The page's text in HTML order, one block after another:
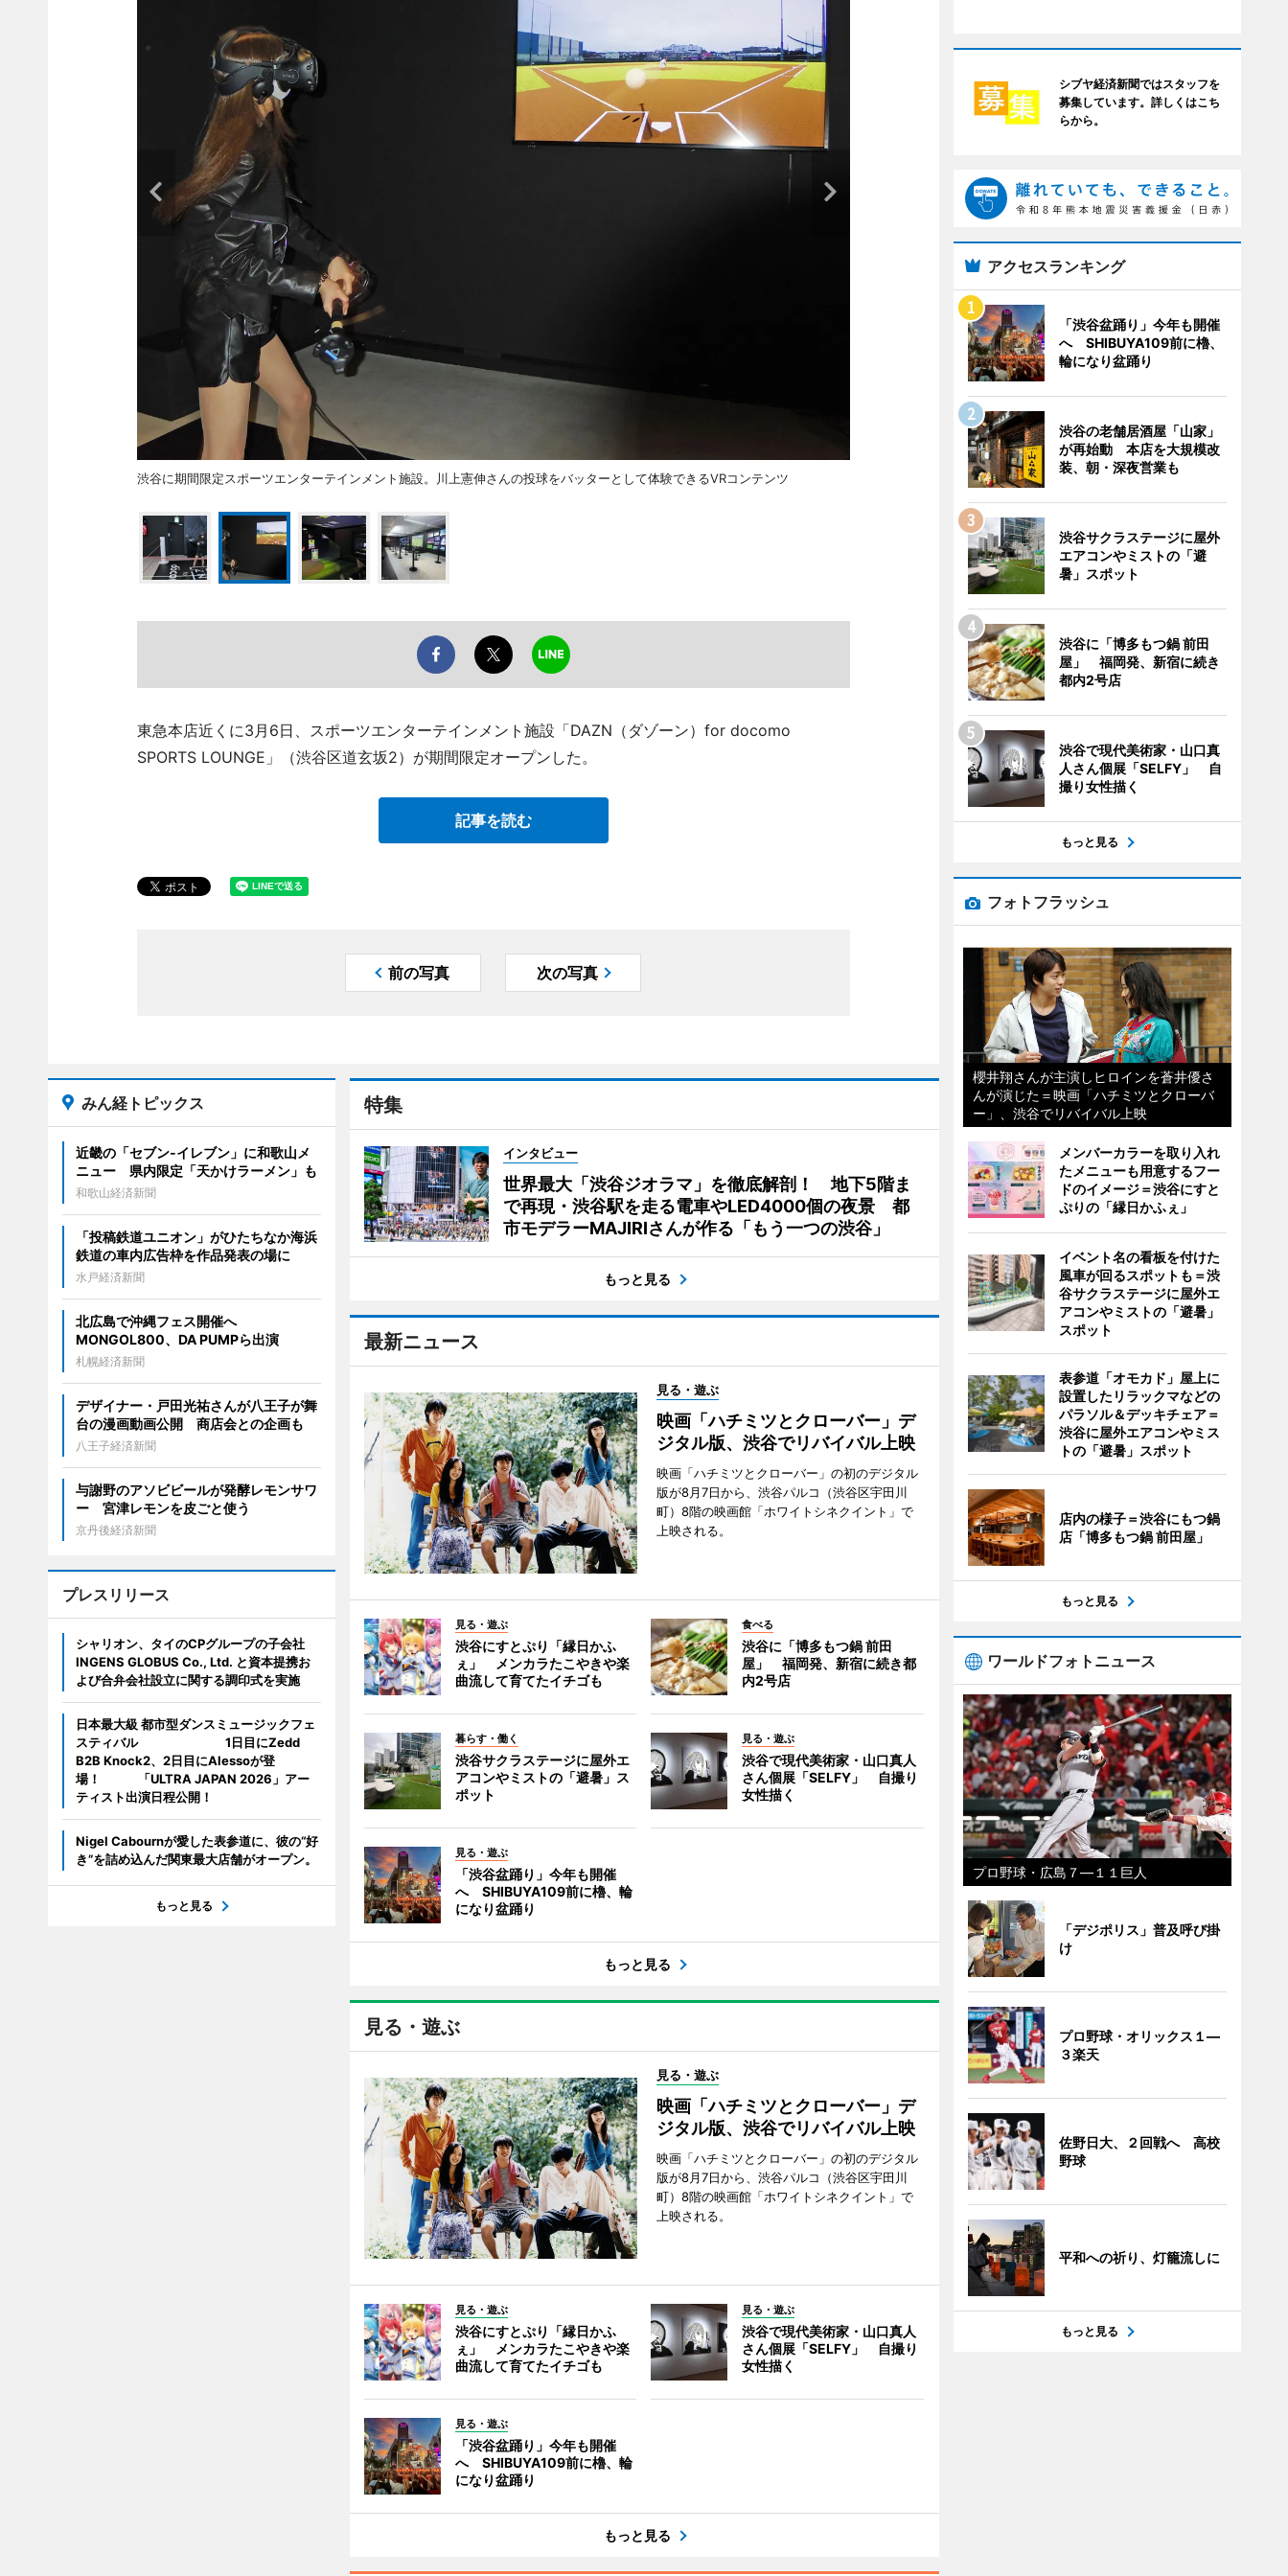
渋谷に期間限定スポーツエンターテインメント施設。川上憲伸さんの投球をバッターとして体験できるVRコンテンツ
東急本店近くに3月6日、スポーツエンターテインメント施設「DAZN（ダゾーン）for docomo
SPORTS LOUNGE」（渋谷区道玄坂2）が期間限定オープンした。
記事を読む
前の写真 次の写真
特集
インタビュー
世界最大「渋谷ジオラマ」を徹底解剖！ 地下5階ま
で再現・渋谷駅を走る電車やLED4000個の夜景 都
市モデラーMAJIRIさんが作る「もう一つの渋谷」
もっと見る
最新ニュース
見る・遊ぶ
映画「ハチミツとクローバー」デ
ジタル版、渋谷でリバイバル上映
映画「ハチミツとクローバー」の初のデジタル
版が8月7日から、渋谷パルコ（渋谷区宇田川
町）8階の映画館「ホワイトシネクイント」で
上映される。
見る・遊ぶ
渋谷にすとぷり「縁日かふ
ぇ」 メンカラたこやきや楽
曲流して育てたイチゴも
食べる
渋谷に「博多もつ鍋 前田
屋」 福岡発、新宿に続き都
内2号店
暮らす・働く
渋谷サクラステージに屋外エ
アコンやミストの「避暑」ス
ポット
見る・遊ぶ
渋谷で現代美術家・山口真人
さん個展「SELFY」 自撮り
女性描く
見る・遊ぶ
「渋谷盆踊り」今年も開催
へ SHIBUYA109前に櫓、輪
になり盆踊り
もっと見る
見る・遊ぶ
見る・遊ぶ
映画「ハチミツとクローバー」デ
ジタル版、渋谷でリバイバル上映
映画「ハチミツとクローバー」の初のデジタル
版が8月7日から、渋谷パルコ（渋谷区宇田川
町）8階の映画館「ホワイトシネクイント」で
上映される。
見る・遊ぶ
渋谷にすとぷり「縁日かふ
ぇ」 メンカラたこやきや楽
曲流して育てたイチゴも
見る・遊ぶ
渋谷で現代美術家・山口真人
さん個展「SELFY」 自撮り
女性描く
見る・遊ぶ
「渋谷盆踊り」今年も開催
へ SHIBUYA109前に櫓、輪
になり盆踊り
もっと見る
みん経トピックス
近畿の「セブン-イレブン」に和歌山メ
ニュー 県内限定「天かけラーメン」も
和歌山経済新聞
「投稿鉄道ユニオン」がひたちなか海浜
鉄道の車内広告枠を作品発表の場に
水戸経済新聞
北広島で沖縄フェス開催へ
MONGOL800、DA PUMPら出演
札幌経済新聞
デザイナー・戸田光祐さんが八王子が舞
台の漫画動画公開 商店会との企画も
八王子経済新聞
与謝野のアソビビールが発酵レモンサワ
ー 宮津レモンを皮ごと使う
京丹後経済新聞
プレスリリース
シャリオン、タイのCPグループの子会社
INGENS GLOBUS Co., Ltd. と資本提携お
よび合弁会社設立に関する調印式を実施
日本最大級 都市型ダンスミュージックフェ
スティバル 1日目にZedd
B2B Knock2、2日目にAlessoが登
場！ 「ULTRA JAPAN 2026」アー
ティスト出演日程公開！
Nigel Cabournが愛した表参道に、彼の“好
き”を詰め込んだ関東最大店舗がオープン。
もっと見る
シブヤ経済新聞ではスタッフを
募集しています。詳しくはこち
らから。
アクセスランキング
「渋谷盆踊り」今年も開催
へ SHIBUYA109前に櫓、
輪になり盆踊り
渋谷の老舗居酒屋「山家」
が再始動 本店を大規模改
装、朝・深夜営業も
渋谷サクラステージに屋外
エアコンやミストの「避
暑」スポット
渋谷に「博多もつ鍋 前田
屋」 福岡発、新宿に続き
都内2号店
渋谷で現代美術家・山口真
人さん個展「SELFY」 自
撮り女性描く
もっと見る
フォトフラッシュ
櫻井翔さんが主演しヒロインを蒼井優さ
んが演じた＝映画「ハチミツとクローバ
ー」、渋谷でリバイバル上映
メンバーカラーを取り入れ
たメニューも用意するフー
ドのイメージ＝渋谷にすと
ぷりの「縁日かふぇ」
イベント名の看板を付けた
風車が回るスポットも＝渋
谷サクラステージに屋外エ
アコンやミストの「避暑」
スポット
表参道「オモカド」屋上に
設置したリラックマなどの
パラソル＆デッキチェア＝
渋谷に屋外エアコンやミス
トの「避暑」スポット
店内の様子＝渋谷にもつ鍋
店「博多もつ鍋 前田屋」
もっと見る
ワールドフォトニュース
プロ野球・広島７―１１巨人
「デジポリス」普及呼び掛
け
プロ野球・オリックス１―
３楽天
佐野日大、２回戦へ 高校
野球
平和への祈り、灯籠流しに
もっと見る